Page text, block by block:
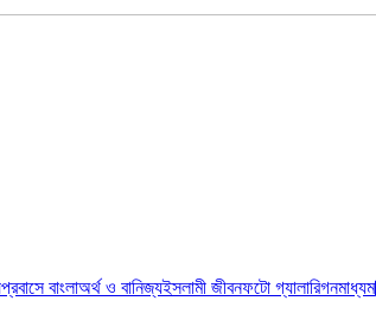
প্রবাসে বাংলাঅর্থ ও বানিজ্যইসলামী জীবনফটো গ্যালারিগনমাধ্যম